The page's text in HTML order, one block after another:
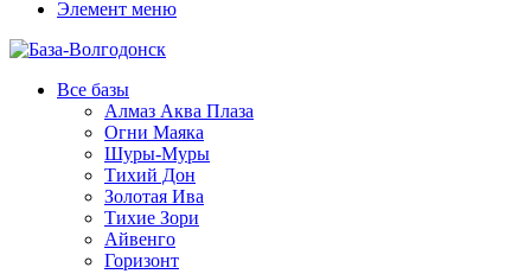
Элемент меню
Все базы
Алмаз Аква Плаза
Огни Маяка
Шуры-Муры
Тихий Дон
Золотая Ива
Тихие Зори
Айвенго
Горизонт